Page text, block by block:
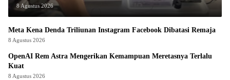
8 Agustus 2026
Meta Kena Denda Triliunan Instagram Facebook Dibatasi Remaja
8 Agustus 2026
OpenAI Rem Astra Mengerikan Kemampuan Meretasnya Terlalu
Kuat
8 Agustus 2026